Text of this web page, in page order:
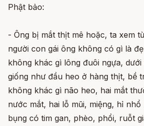
Phật bảo:
- Ông bị mắt thịt mê hoặc, ta xem
người con gái ông không có gì là
không khác gì lông đuôi ngựa,
giống như đầu heo ở hàng thịt, bề
không khác gì não heo, hai mắt
nước mắt, hai lỗ mũi, miệng, hỉ nhổ
bụng có tim gan, phèo, phổi, ruỗt